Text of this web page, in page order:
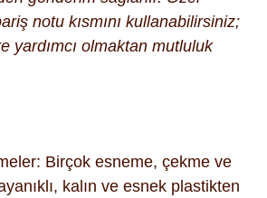
notu kısmını kullanabilirsiniz;
yardımcı olmaktan mutluluk
Birçok esneme, çekme ve
kalın ve esnek plastikten